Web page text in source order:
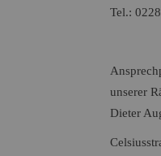
Tel.:
unserer
Dieter